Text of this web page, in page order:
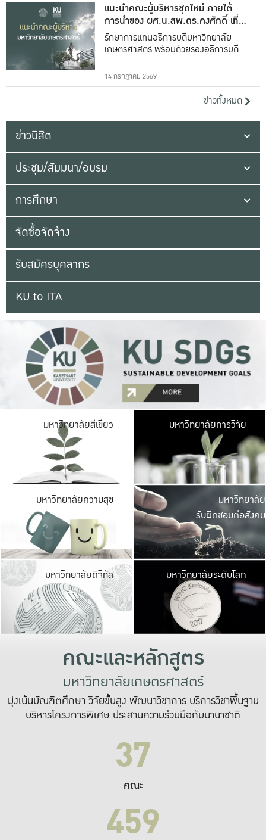
แนะนำคณะผู้บริหารชุดใหม่ ภายใต้
การนำของ ผศ.น.สพ.ดร.คงศักดิ์ เที่ยง
ธรรม
รักษาการแทนอธิการบดีมหาวิทยาลัย
เกษตรศาสตร์ พร้อมด้วยรองอธิการบดีทั้ง
14 กรกฎาคม 2569
ข่าวทั้งหมด
ข่าวนิสิต
ประชุม/สัมมนา/อบรม
การศึกษา
จัดซื้อจัดจ้าง
รับสมัครบุคลากร
KU to ITA
มหาวิทยาลัยสีเขียว มหาวิ
มีพื้นที่เขียวสดใส
เป็นป่าในเมือง เกษต
มหาวิทยาลัยการวิจัย
มหาวิทยาลัยความสุข มหาวิ
ค
เปิดประ
และพบเรื่องราวใ
มหาวิทยาลัย
รับผิดชอบต่อสังคม
มหาวิทยาลัยดิจิทัล มหาวิ
เปลี่ยนแปลง แล
เพื่อทำง
ระบบสารสนเทศ
มหาวิทยาลัยระดับโลก
คณะและหลักสูตร
มหาวิทยาลัยเกษตรศาสตร์
มุ่งเน้นบัณฑิตศึกษา วิจัยขั้นสูง พัฒนาวิชาการ บริการวิชาพื้นฐาน
บริหารโครงการพิเศษ ประสานความร่วมมือกับนานาชาติ
37
คณะ
459